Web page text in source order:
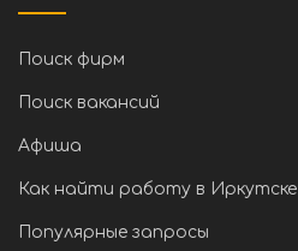
Поиск фирм
Поиск вакансий
Афиша
Как найти работу в Иркутске
Популярные запросы